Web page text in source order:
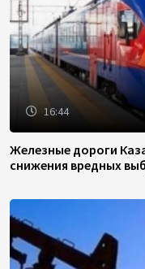
16:44
Железные дороги
снижения вредных